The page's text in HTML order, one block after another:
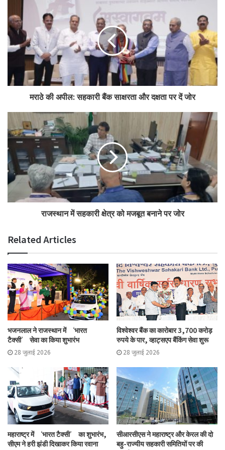
चंडीगढ़ सहित 11 राज्यों और एक केंद्र शासित प्रदेश में कार्यरत है। मई 2026 तक
13 और शाखाएं खोलने की योजना है।
Tags breaking business cooperative saraswat bank
मराठे की अपील: सहकारी बैंक साक्षरता और दक्षता पर दें जोर
राजस्थान में सहकारी क्षेत्र को मजबूत बनाने पर जोर
Related Articles
भजनलाल ने राजस्थान में ‘भारत
टैक्सी’ सेवा का किया शुभारंभ
28 जुलाई 2026
विश्वेश्वर बैंक का कारोबार 3,700 करोड़
रुपये के पार, व्हाट्सएप बैंकिंग सेवा शुरू
28 जुलाई 2026
महाराष्ट्र में ‘भारत टैक्सी’ का शुभारंभ,
सीएम ने हरी झंडी दिखाकर किया रवाना
सीआरसीएस ने महाराष्ट्र और केरल की दो
बहु-राज्यीय सहकारी समितियों पर की